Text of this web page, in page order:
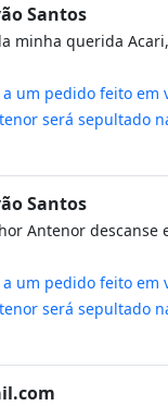
Santos
minha querida
um pedido feito em
será sepultado
Santos
Antenor descanse
um pedido feito em
será sepultado